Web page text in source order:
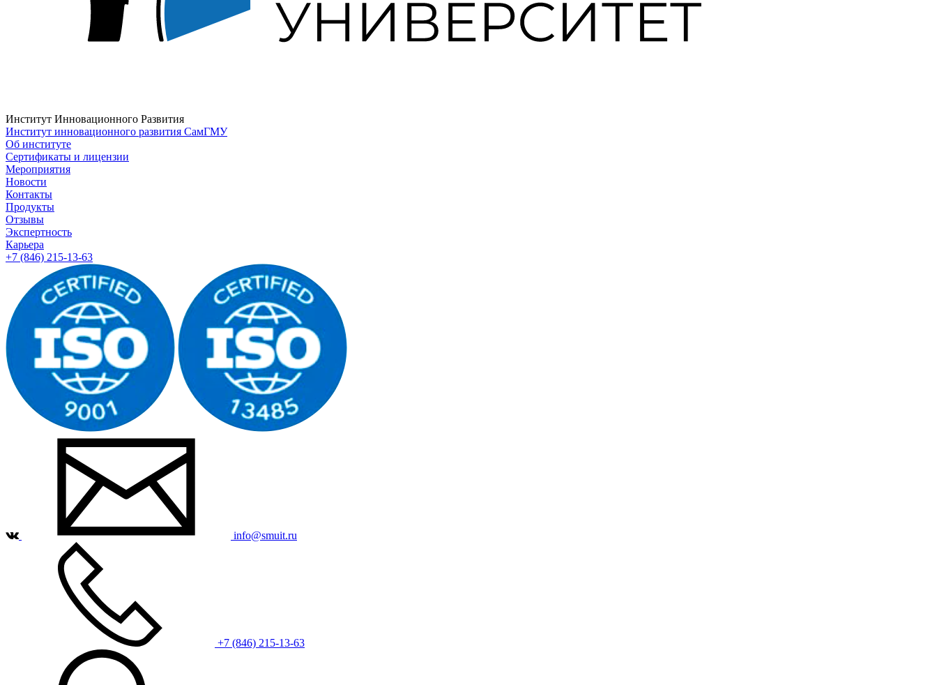
Институт Инновационного Развития
Институт инновационного развития СамГМУ
Об институте
Сертификаты и лицензии
Мероприятия
Новости
Контакты
Продукты
Отзывы
Экспертность
Карьера
+7 (846) 215-13-63
info@smuit.ru
+7 (846) 215-13-63